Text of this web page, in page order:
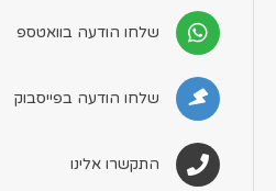
שלחו הודעה בוואטספ
שלחו הודעה בפייסבוק
התקשרו אלינו